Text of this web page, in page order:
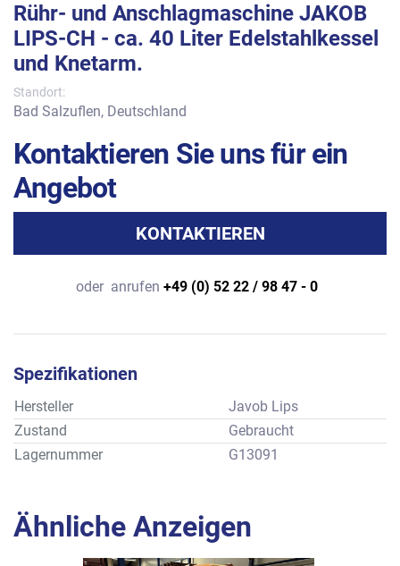
Rühr- und Anschlagmaschine JAKOB
LIPS-CH - ca. 40 Liter Edelstahlkessel
und Knetarm.
Standort:
Bad Salzuflen, Deutschland
Kontaktieren Sie uns für ein
Angebot
KONTAKTIEREN
oder anrufen +49 (0) 52 22 / 98 47 - 0
Spezifikationen
Hersteller
Javob Lips
Zustand
Gebraucht
Lagernummer
G13091
Ähnliche Anzeigen